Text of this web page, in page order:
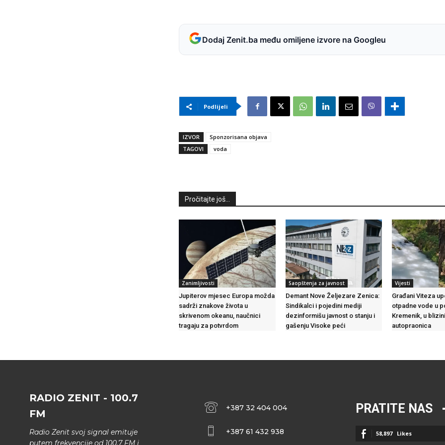
Dodaj Zenit.ba među omiljene izvore na Googleu
Podlijeli
IZVOR
Sponzorisana objava
TAGOVI
voda
Pročitajte još...
Zanimljivosti
Jupiterov mjesec Europa možda
sadrži znakove života u
skrivenom okeanu, naučnici
tragaju za potvrdom
Saopštenja za javnost
Demant Nove Željezare Zenica:
Sindikalci i pojedini mediji
dezinformišu javnost o stanju i
gašenju Visoke peći
Vijesti
Građani Viteza
otpadne vode u
Kremenik, u
autopraonica
RADIO ZENIT - 100.7
FM
Radio Zenit svoj signal emituje
putem frekvencije od 100.7 FM i
+387 32 404 004
+387 61 432 938
PRATITE NAS
58,897 Likes